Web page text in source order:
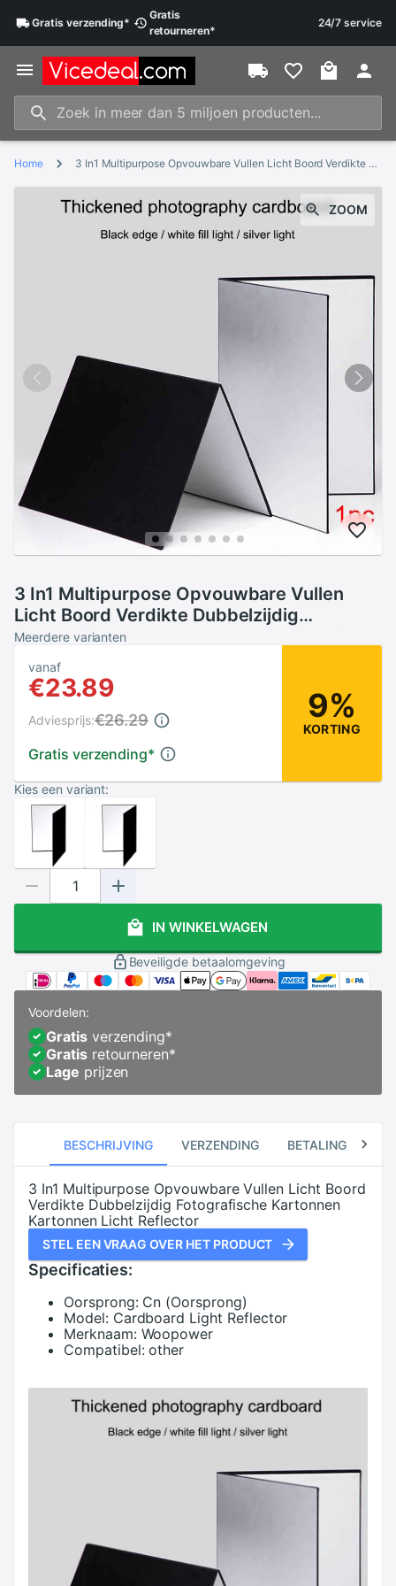
Gratisverzending*
Gratis
retourneren*
24/7 service
Home 3 In1 Multipurpose Opvouwbare Vullen Licht Boord Verdikte Dubbelzijdig Fotografische Kartonnen Kartonnen Licht Reflector
ZOOM
3 In1 Multipurpose Opvouwbare Vullen
Licht Boord Verdikte Dubbelzijdig
Fotografische Kartonnen Kartonnen Licht
Reflector
Meerdere varianten
vanaf
€23.89
Gratis verzending*
Adviesprijs:€26.29 9%
KORTING
Kies een variant:
IN WINKELWAGEN
Beveiligde betaalomgeving
Voordelen:
Gratisverzending*
Gratisretourneren*
Lage prijzen
BESCHRIJVING VERZENDING BETALING
3 In1 Multipurpose Opvouwbare Vullen Licht Boord
Verdikte Dubbelzijdig Fotografische Kartonnen
Kartonnen Licht Reflector
STEL EEN VRAAG OVER HET PRODUCT
Specificaties:
Oorsprong: Cn (Oorsprong)
Model: Cardboard Light Reflector
Merknaam: Woopower
Compatibel: other